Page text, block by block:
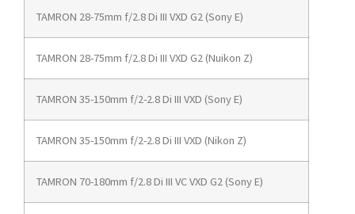
TAMRON 28-75mm f/2.8 Di III VXD G2 (Sony E)
TAMRON 28-75mm f/2.8 Di III VXD G2 (Nuikon Z)
TAMRON 35-150mm f/2-2.8 Di III VXD (Sony E)
TAMRON 35-150mm f/2-2.8 Di III VXD (Nikon Z)
TAMRON 70-180mm f/2.8 Di III VC VXD G2 (Sony E)